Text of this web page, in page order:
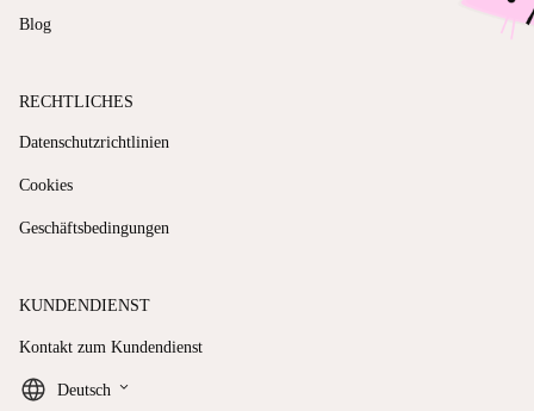
Blog
RECHTLICHES
Datenschutzrichtlinien
Cookies
Geschäftsbedingungen
KUNDENDIENST
Kontakt zum Kundendienst
Deutsch keyboard_arrow_down